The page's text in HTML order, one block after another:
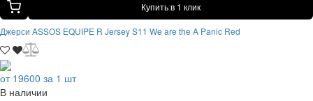
Купить в 1 клик
Джерси ASSOS EQUIPE R Jersey S11 We are the A Panic Red
от 19600 за 1 шт
В наличии